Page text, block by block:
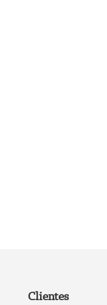
Clientes